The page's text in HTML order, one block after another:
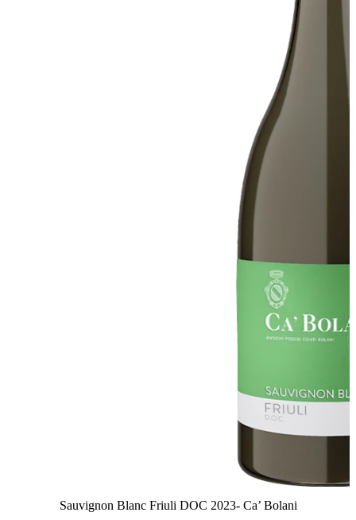
Sauvignon Blanc Friuli DOC 2023- Ca’ Bolani